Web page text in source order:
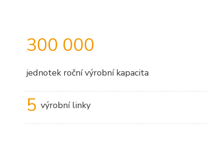
300 000
jednotek roční výrobní kapacita
5 výrobní linky